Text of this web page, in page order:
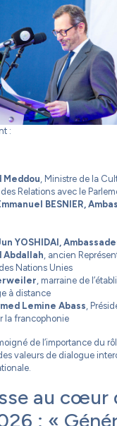
:
Meddou , Ministre de la
Relations avec le
BESNIER,
YOSHIDAl,
Abdallah , ancien
Nations Unies
, marraine de
à distance
Lemine Abass ,
la francophonie
de l’importance du
valeurs de dialogue
au cœur
: «